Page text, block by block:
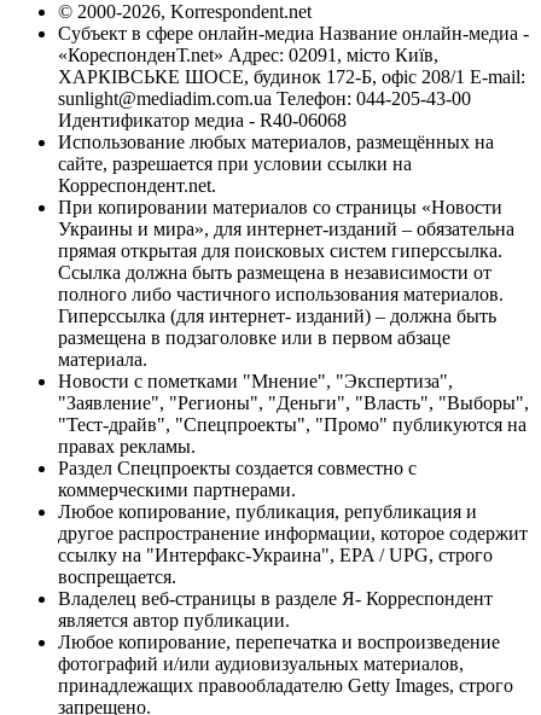
© 2000-2026, Korrespondent.net
Субъект в сфере онлайн-медиа Название онлайн-медиа -
«КореспонденТ.net» Адрес: 02091, місто Київ,
ХАРКІВСЬКЕ ШОСЕ, будинок 172-Б, офіс 208/1 E-mail:
sunlight@mediadim.com.ua Телефон: 044-205-43-00
Идентификатор медиа - R40-06068
Использование любых материалов, размещённых на
сайте, разрешается при условии ссылки на
Корреспондент.net.
При копировании материалов со страницы «Новости
Украины и мира», для интернет-изданий – обязательна
прямая открытая для поисковых систем гиперссылка.
Ссылка должна быть размещена в независимости от
полного либо частичного использования материалов.
Гиперссылка (для интернет- изданий) – должна быть
размещена в подзаголовке или в первом абзаце
материала.
Новости с пометками "Мнение", "Экспертиза",
"Заявление", "Регионы", "Деньги", "Власть", "Выборы",
"Тест-драйв", "Спецпроекты", "Промо" публикуются на
правах рекламы.
Раздел Спецпроекты создается совместно с
коммерческими партнерами.
Любое копирование, публикация, републикация и
другое распространение информации, которое содержит
ссылку на "Интерфакс-Украина", EPA / UPG, строго
воспрещается.
Владелец веб-страницы в разделе Я- Корреспондент
является автор публикации.
Любое копирование, перепечатка и воспроизведение
фотографий и/или аудиовизуальных материалов,
принадлежащих правообладателю Getty Images, строго
запрещено.